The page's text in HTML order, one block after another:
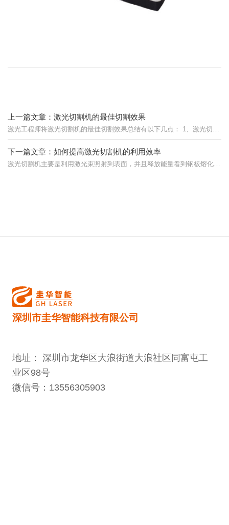
上一篇文章：激光切割机的最佳切割效果
下一篇文章：如何提高激光切割机的利用效率
深圳市圭华智能科技有限公司
地址： 深圳市龙华区大浪街道大浪社区同富屯工
业区98号
微信号：13556305903